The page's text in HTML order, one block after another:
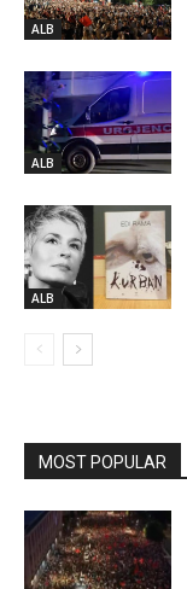
ALB
ALB
ALB
MOST POPULAR